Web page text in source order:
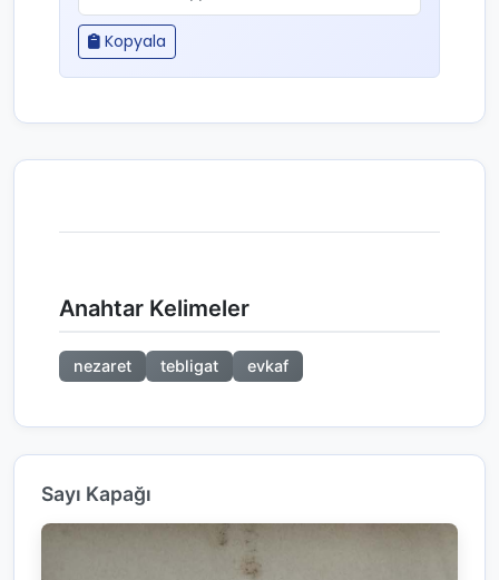
Kopyala
Anahtar Kelimeler
nezaret tebligat evkaf
Sayı Kapağı